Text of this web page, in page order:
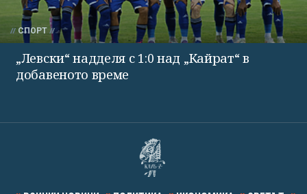
СПОРТ
„Левски“ надделя с 1:0 над „Кайрат“ в
добавеното време